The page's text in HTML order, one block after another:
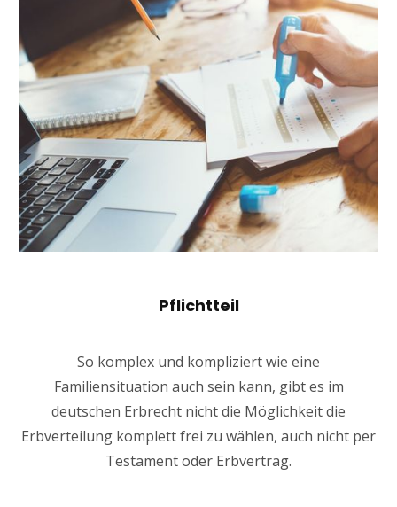
Pflichtteil
So komplex und kompliziert wie eine
Familiensituation auch sein kann, gibt es im
deutschen Erbrecht nicht die Möglichkeit die
Erbverteilung komplett frei zu wählen, auch nicht per
Testament oder Erbvertrag.